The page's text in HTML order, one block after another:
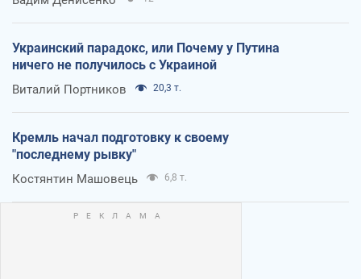
Украинский парадокс, или Почему у Путина
ничего не получилось с Украиной
Виталий Портников 20,3 т.
Кремль начал подготовку к своему
"последнему рывку"
Костянтин Машовець 6,8 т.